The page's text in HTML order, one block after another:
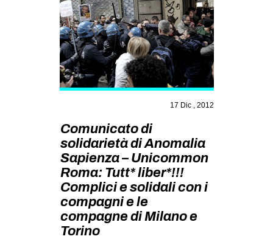
AREA
DEGENERAZIONE
GAZA FREESTYLE
CSOA LAMBRETTA
STUDENTI TSUNAMI
ZAM
MILANO
MOBILITAZIONI
SPAZI
SPORT POPOLARE
17 Dic , 2012
Comunicato di
solidarietà di Anomalia
Sapienza – Unicommon
Roma: Tutt* liber*!!!
Complici e solidali con i
compagni e le
compagne di Milano e
Torino